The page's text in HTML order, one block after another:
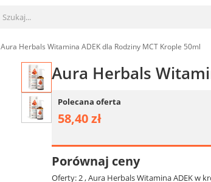
Aura Herbals Witamina ADEK dla Rodziny MCT Krople 50ml
Aura Herbals
Polecana oferta
58,40 zł
Porównaj ceny
Oferty: 2, Aura Herbals Witamina ADEK w